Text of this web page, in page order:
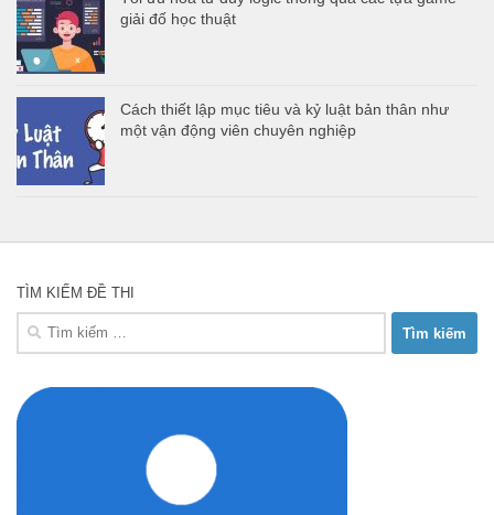
giải đố học thuật
Cách thiết lập mục tiêu và kỷ luật bản thân như
một vận động viên chuyên nghiệp
TÌM KIẾM ĐỀ THI
Tìm
kiếm